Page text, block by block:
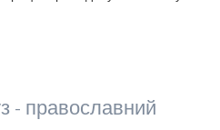
- православний